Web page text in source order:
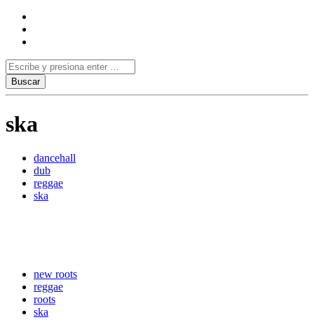
ska
dancehall
dub
reggae
ska
new roots
reggae
roots
ska